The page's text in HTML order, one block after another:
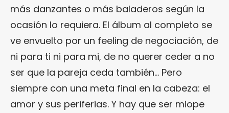
más danzantes o más baladeros según la
ocasión lo requiera. El álbum al completo se
ve envuelto por un feeling de negociación, de
ni para ti ni para mi, de no querer ceder a no
ser que la pareja ceda también… Pero
siempre con una meta final en la cabeza: el
amor y sus periferias. Y hay que ser miope